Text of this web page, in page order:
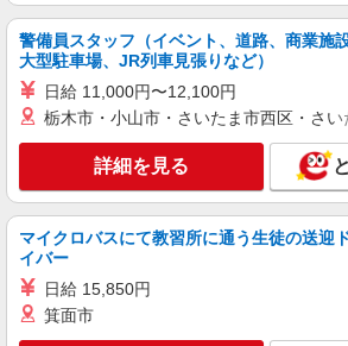
残業代支給 ★交通費別途支
+゜・。○。・゜+゜・。○
万円支給(規定有) お友達を紹介頂くと, インセンテ
ィブ支給(規定有) ★月2回払い・週払い可能（規程
有）★ ゜・。○。・゜+゜
佐賀県佐賀市の家電量販
キープ
派遣社員
株式会社シエロ
スマホ携帯販売【ソフト
時給1400円〜1450円
残業代支給 ★交通費別途支
+゜・。○。・゜+゜・。○
有）★ ゜・。○。・゜+゜
警備員スタッフ（イベント、道路、商業施設
大型駐車場、JR列車見張りなど）
日給 11,000円〜12,100円
栃木市・小山市・さいたま市西区・さ
詳細を見る
マイクロバスにて教習所に通う生徒の送迎
イバー
日給 15,850円
箕面市